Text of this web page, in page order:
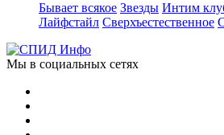
Бывает всякое Звезды Интим
Лайфстайл Сверхъестественное
Мы в социальных сетях